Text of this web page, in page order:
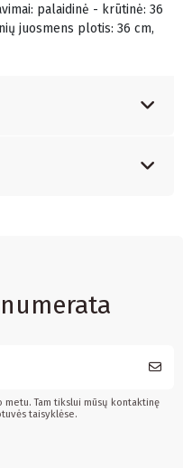
palaidinė - krūtinė: 36
juosmens plotis: 36 cm,
Tam tikslui mūsų kontaktinę
taisyklėse.